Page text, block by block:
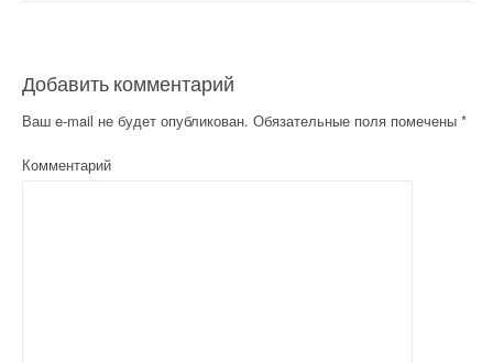
Добавить комментарий
Ваш e-mail не будет опубликован. Обязательные поля помечены *
Комментарий